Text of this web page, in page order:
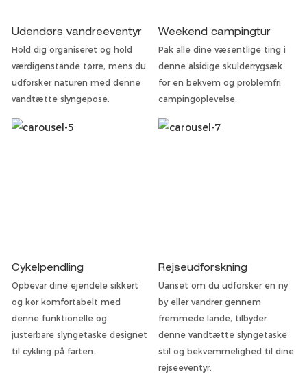
Udendørs vandreeventyr
Hold dig organiseret og hold
værdigenstande tørre, mens du
udforsker naturen med denne
vandtætte slyngepose.
Weekend campingtur
Pak alle dine væsentlige ting i
denne alsidige skulderrygsæk
for en bekvem og problemfri
campingoplevelse.
Cykelpendling
Opbevar dine ejendele sikkert
og kør komfortabelt med
denne funktionelle og
justerbare slyngetaske designet
til cykling på farten.
Rejseudforskning
Uanset om du udforsker en ny
by eller vandrer gennem
fremmede lande, tilbyder
denne vandtætte slyngetaske
stil og bekvemmelighed til dine
rejseeventyr.